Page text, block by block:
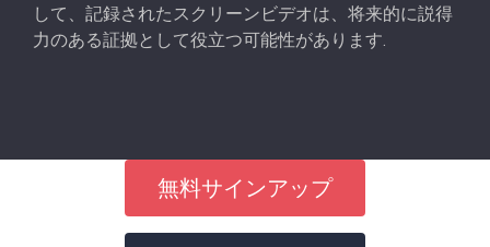
して、記録されたスクリーンビデオは、将来的に説得
力のある証拠として役立つ可能性があります.
無料サインアップ